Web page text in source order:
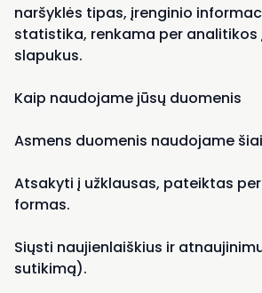
naršyklės tipas, įrenginio
statistika, renkama per analitikos
slapukus.
Kaip naudojame jūsų duomenis
Asmens duomenis naudojame
Atsakyti į užklausas, pateiktas
formas.
Siųsti naujienlaiškius ir
sutikimą).